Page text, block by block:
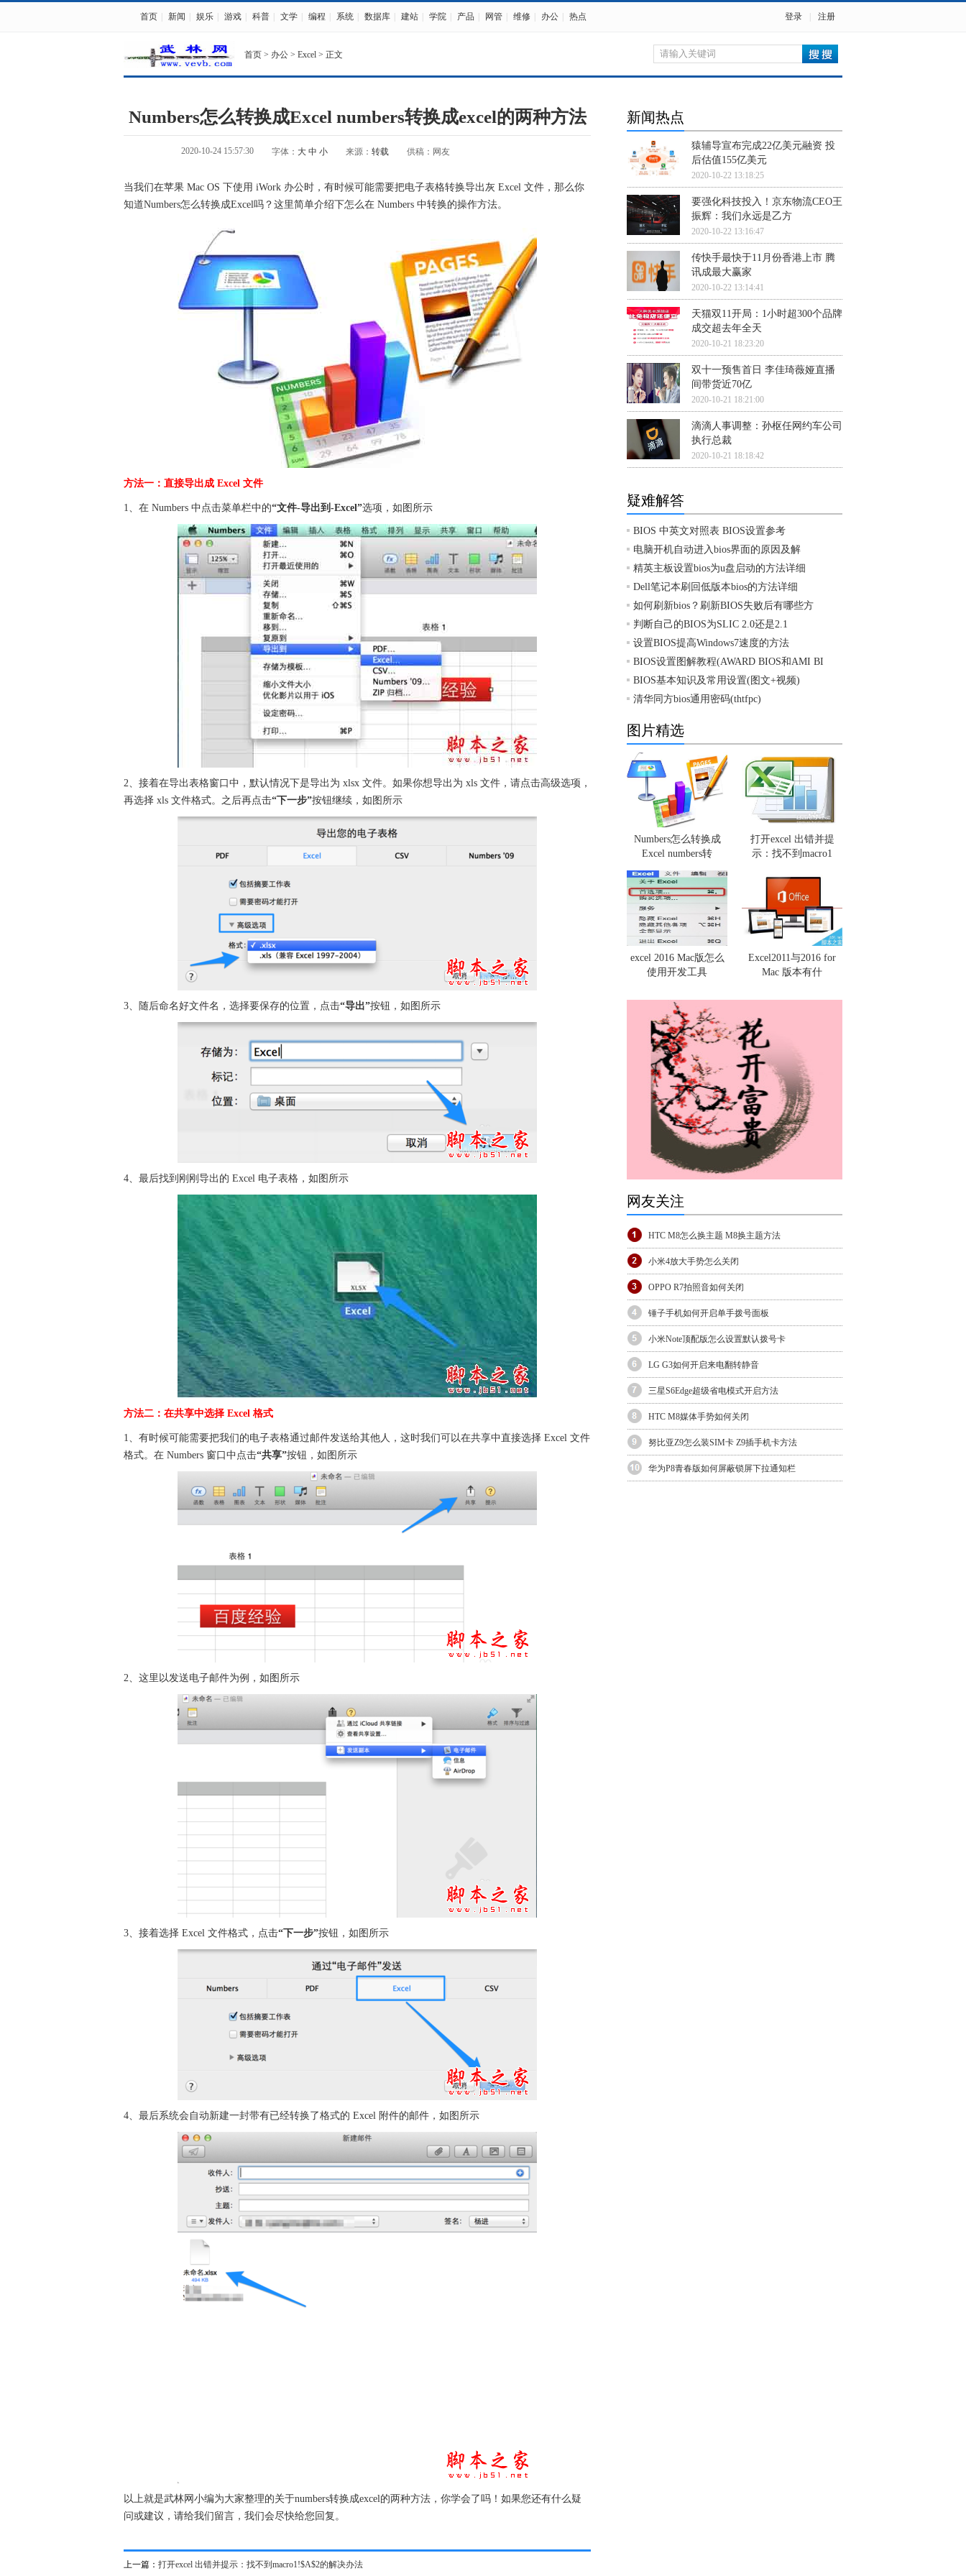
首页 新闻 娱乐 游戏 科普 文学 编程 系统 数据库 建站 学院 产品 网管 维修 办公 热点 登录 注册
首页 > 办公 > Excel > 正文
Numbers怎么转换成Excel numbers转换成excel的两种方法
2020-10-24 15:57:30 字体： 大 中 小 来源： 转载 供稿：网友
当我们在苹果 Mac OS 下使用 iWork 办公时，有时候可能需要把电子表格转换导出灰 Excel 文件，那么你
知道Numbers怎么转换成Excel吗？这里简单介绍下怎么在 Numbers 中转换的操作方法。
方法一：直接导出成 Excel 文件
1、在 Numbers 中点击菜单栏中的“文件-导出到-Excel”选项，如图所示
2、接着在导出表格窗口中，默认情况下是导出为 xlsx 文件。如果你想导出为 xls 文件，请点击高级选项，
再选择 xls 文件格式。之后再点击“下一步”按钮继续，如图所示
3、随后命名好文件名，选择要保存的位置，点击“导出”按钮，如图所示
4、最后找到刚刚导出的 Excel 电子表格，如图所示
方法二：在共享中选择 Excel 格式
1、有时候可能需要把我们的电子表格通过邮件发送给其他人，这时我们可以在共享中直接选择 Excel 文件
格式。在 Numbers 窗口中点击“共享”按钮，如图所示
2、这里以发送电子邮件为例，如图所示
3、接着选择 Excel 文件格式，点击“下一步”按钮，如图所示
4、最后系统会自动新建一封带有已经转换了格式的 Excel 附件的邮件，如图所示
以上就是武林网小编为大家整理的关于numbers转换成excel的两种方法，你学会了吗！如果您还有什么疑
问或建议，请给我们留言，我们会尽快给您回复。
上一篇： 打开excel 出错并提示：找不到macro1!$A$2的解决办法
新闻热点
猿辅导宣布完成22亿美元融资 投
后估值155亿美元
2020-10-22 13:18:25
要强化科技投入！京东物流CEO王
振辉：我们永远是乙方
2020-10-22 13:16:47
传快手最快于11月份香港上市 腾
讯成最大赢家
2020-10-22 13:14:41
天猫双11开局：1小时超300个品牌
成交超去年全天
2020-10-21 18:23:20
双十一预售首日 李佳琦薇娅直播
间带货近70亿
2020-10-21 18:21:00
滴滴人事调整：孙枢任网约车公司
执行总裁
2020-10-21 18:18:42
疑难解答
BIOS 中英文对照表 BIOS设置参考
电脑开机自动进入bios界面的原因及解
精英主板设置bios为u盘启动的方法详细
Dell笔记本刷回低版本bios的方法详细
如何刷新bios？刷新BIOS失败后有哪些方
判断自己的BIOS为SLIC 2.0还是2.1
设置BIOS提高Windows7速度的方法
BIOS设置图解教程(AWARD BIOS和AMI BI
BIOS基本知识及常用设置(图文+视频)
清华同方bios通用密码(thtfpc)
图片精选
Numbers怎么转换成
Excel numbers转
打开excel 出错并提
示：找不到macro1
excel 2016 Mac版怎么
使用开发工具
Excel2011与2016 for
Mac 版本有什
网友关注
HTC M8怎么换主题 M8换主题方法
小米4放大手势怎么关闭
OPPO R7拍照音如何关闭
锤子手机如何开启单手拨号面板
小米Note顶配版怎么设置默认拨号卡
LG G3如何开启来电翻转静音
三星S6Edge超级省电模式开启方法
HTC M8媒体手势如何关闭
努比亚Z9怎么装SIM卡 Z9插手机卡方法
华为P8青春版如何屏蔽锁屏下拉通知栏